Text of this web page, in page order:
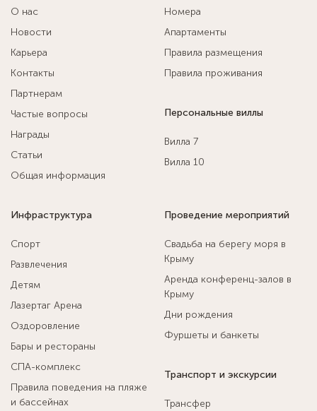
О нас
Новости
Карьера
Контакты
Партнерам
Частые вопросы
Награды
Статьи
Общая информация
Номера
Апартаменты
Правила размещения
Правила проживания
Персональные виллы
Вилла 7
Вилла 10
Инфраструктура
Спорт
Развлечения
Детям
Лазертаг Арена
Оздоровление
Бары и рестораны
СПА-комплекс
Правила поведения на пляже
и бассейнах
Проведение мероприятий
Свадьба на берегу моря в
Крыму
Аренда конференц-залов в
Крыму
Дни рождения
Фуршеты и банкеты
Транспорт и экскурсии
Трансфер